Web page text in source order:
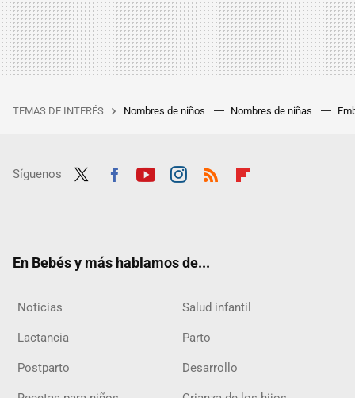
TEMAS DE INTERÉS Nombres de niños Nombres de niñas
Síguenos
En Bebés y más hablamos de...
Noticias Salud infantil
Lactancia Parto
Postparto Desarrollo